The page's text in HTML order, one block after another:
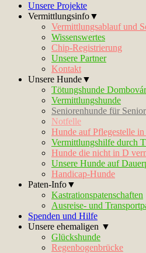
Unsere Projekte
Vermittlungsinfo▼
Vermittlungsablauf und
Wissenswertes
Chip-Registrierung
Unsere Partner
Kontakt
Unsere Hunde▼
Tötungshunde Dombovár
Vermittlungshunde
Seniorenhunde für
Notfelle
Hunde auf Pflegestelle
Vermittlungshilfe durch
Hunde die nicht in D
Unsere Hunde auf
Handicap-Hunde
Paten-Info▼
Kastrationspatenschaften
Ausreise- und
Spenden und Hilfe
Unsere ehemaligen ▼
Glückshunde
Regenbogenbrücke